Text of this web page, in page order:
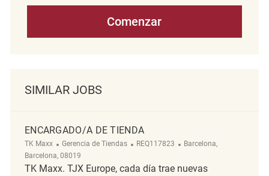
Comenzar
SIMILAR JOBS
ENCARGADO/A DE TIENDA
TK Maxx Categoría
Gerencia de Tiendas ReqId
REQ117823 Ubicación
Barcelona,
Barcelona, 08019
TK Maxx. TJX Europe, cada día trae nuevas